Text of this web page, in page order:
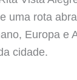
uma rota
Europa e
cidade.